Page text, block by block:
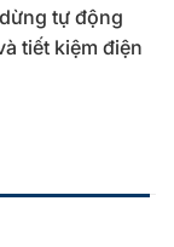
tự động
tiết kiệm điện